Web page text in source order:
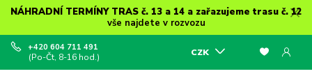
NÁHRADNÍ TERMÍNY TRAS č. 13 a 14 a zařazujeme trasu č. 12
vše najdete v rozvozu
CZK
+420 604 711 491
(Po-Čt, 8-16 hod.)